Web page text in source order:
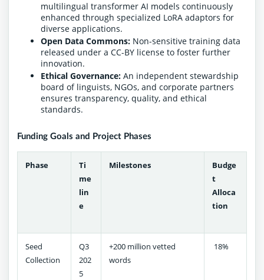
multilingual transformer AI models continuously
enhanced through specialized LoRA adaptors for
diverse applications.
Open Data Commons: Non-sensitive training data
released under a CC-BY license to foster further
innovation.
Ethical Governance: An independent stewardship
board of linguists, NGOs, and corporate partners
ensures transparency, quality, and ethical
standards.
Funding Goals and Project Phases
Phase
Ti
me
lin
e
Milestones
Budge
t
Alloca
tion
Seed
Collection
Q3
202
5
+200 million vetted
words
18%